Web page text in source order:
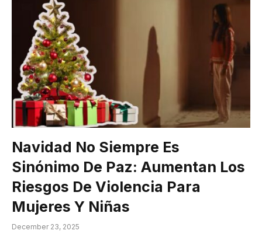
Navidad No Siempre Es
Sinónimo De Paz: Aumentan Los
Riesgos De Violencia Para
Mujeres Y Niñas
December 23, 2025